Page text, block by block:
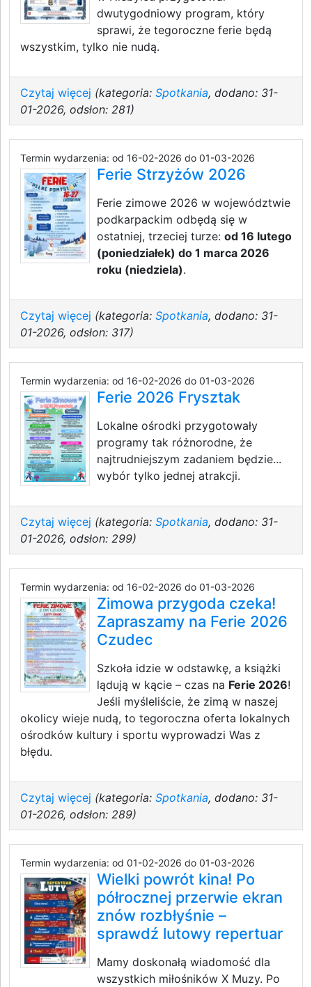
dwutygodniowy program, który
sprawi, że tegoroczne ferie będą
wszystkim, tylko nie nudą.
Czytaj więcej (kategoria: Spotkania, dodano: 31-
01-2026, odsłon: 281)
Termin wydarzenia: od 16-02-2026 do 01-03-2026
Ferie Strzyżów 2026
Ferie zimowe 2026 w województwie
podkarpackim odbędą się w
ostatniej, trzeciej turze: od 16 lutego
(poniedziałek) do 1 marca 2026
roku (niedziela).
Czytaj więcej (kategoria: Spotkania, dodano: 31-
01-2026, odsłon: 317)
Termin wydarzenia: od 16-02-2026 do 01-03-2026
Ferie 2026 Frysztak
Lokalne ośrodki przygotowały
programy tak różnorodne, że
najtrudniejszym zadaniem będzie...
wybór tylko jednej atrakcji.
Czytaj więcej (kategoria: Spotkania, dodano: 31-
01-2026, odsłon: 299)
Termin wydarzenia: od 16-02-2026 do 01-03-2026
Zimowa przygoda czeka!
Zapraszamy na Ferie 2026
Czudec
Szkoła idzie w odstawkę, a książki
lądują w kącie – czas na Ferie 2026!
Jeśli myśleliście, że zimą w naszej
okolicy wieje nudą, to tegoroczna oferta lokalnych
ośrodków kultury i sportu wyprowadzi Was z
błędu.
Czytaj więcej (kategoria: Spotkania, dodano: 31-
01-2026, odsłon: 289)
Termin wydarzenia: od 01-02-2026 do 01-03-2026
Wielki powrót kina! Po
półrocznej przerwie ekran
znów rozbłyśnie –
sprawdź lutowy repertuar
Mamy doskonałą wiadomość dla
wszystkich miłośników X Muzy. Po